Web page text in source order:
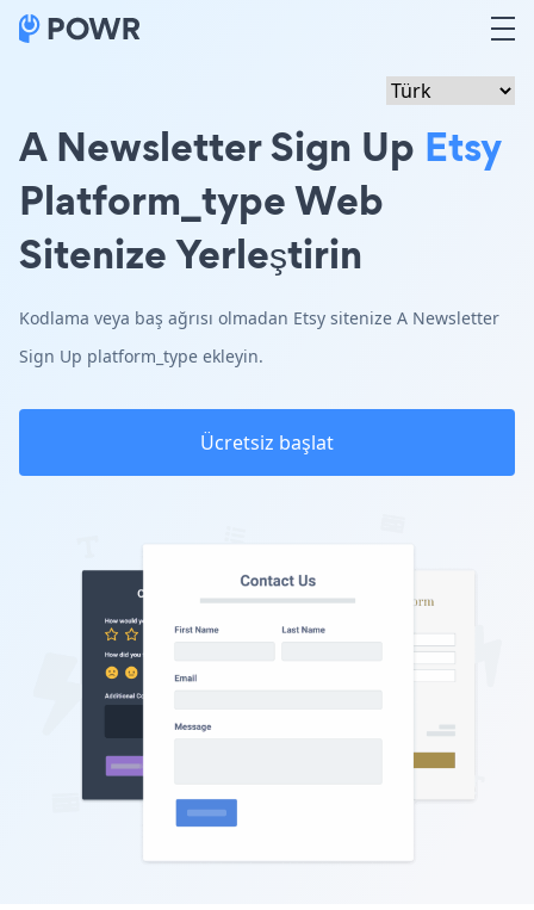
A Newsletter Sign Up Etsy
Platform_type Web
Sitenize Yerleştirin
Kodlama veya baş ağrısı olmadan Etsy sitenize A Newsletter
Sign Up platform_type ekleyin.
Ücretsiz başlat